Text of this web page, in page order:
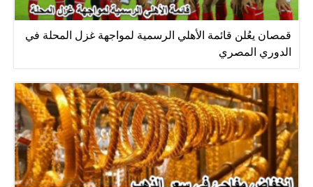
قمصان يعُلن قائمة الأهلي الرسمية لمواجهة غزل المحلة في
الدوري المصري